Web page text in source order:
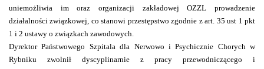
uniemożliwia im oraz organizacji zakładowej OZZL prowadzenie
działalności związkowej, co stanowi przestępstwo zgodnie z art. 35 ust 1 pkt
1 i 2 ustawy o związkach zawodowych.
Dyrektor Państwowego Szpitala dla Nerwowo i Psychicznie Chorych w
Rybniku zwolnił dyscyplinarnie z pracy przewodniczącego i